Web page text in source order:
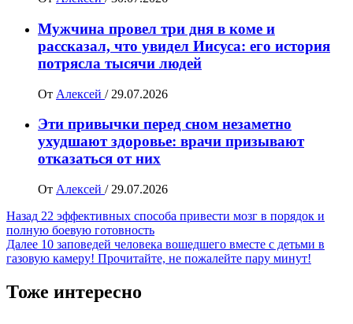
Мужчина провел три дня в коме и
рассказал, что увидел Иисуса: его история
потрясла тысячи людей
От Алексей / 29.07.2026
Эти привычки перед сном незаметно
ухудшают здоровье: врачи призывают
отказаться от них
От Алексей / 29.07.2026
Навигация
записи
Назад 22 эффективных способа привести мозг в порядок и
полную боевую готовность
Далее 10 заповедей человека вошедшего вместе с детьми в
газовую камеру! Прочитайте, не пожалейте пару минут!
Тоже интересно